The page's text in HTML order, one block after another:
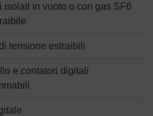
in vuoto o con gas SF6
tensione estraibili
e contatori digitali